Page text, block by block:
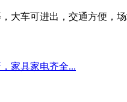
大车可进出，交通方便，场
家具家电齐全...